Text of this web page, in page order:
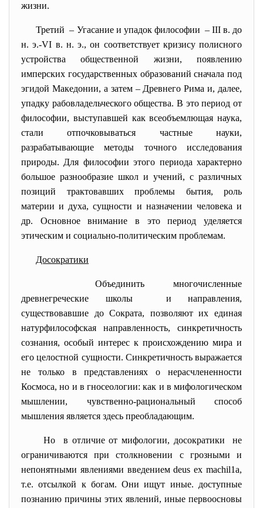
жизни.
Третий – Угасание и упадок философии – III в. до
н. э.-VI в. н. э., он соответствует кризису полисного
устройства общественной жизни, появлению
имперских государственных образований сначала под
эгидой Македонии, а затем – Древнего Рима и, далее,
упадку рабовладельческого общества. В это период от
философии, выступавшей как всеобъемлющая наука,
стали отпочковываться частные науки,
разрабатывающие методы точного исследования
природы. Для философии этого периода характерно
большое разнообразие школ и учений, с различных
позиций трактовавших проблемы бытия, роль
материи и духа, сущности и назначении человека и
др. Основное внимание в это период уделяется
этическим и социально-политическим проблемам.
Досократики
Объединить многочисленные
древнегреческие школы и направления,
существовавшие до Сократа, позволяют их единая
натурфилософская направленность, синкретичность
сознания, особый интерес к происхождению мира и
его целостной сущности. Синкретичность выражается
не только в представлениях о нерасчлененности
Космоса, но и в гносеологии: как и в мифологическом
мышлении, чувственно-рациональный способ
мышления является здесь преобладающим.
Но в отличие от мифологии, досократики не
ограничиваются при столкновении с грозными и
непонятными явлениями введением deus ех machil1a,
т.е. отсылкой к богам. Они ищут иные. доступные
познанию причины этих явлений, иные первоосновы